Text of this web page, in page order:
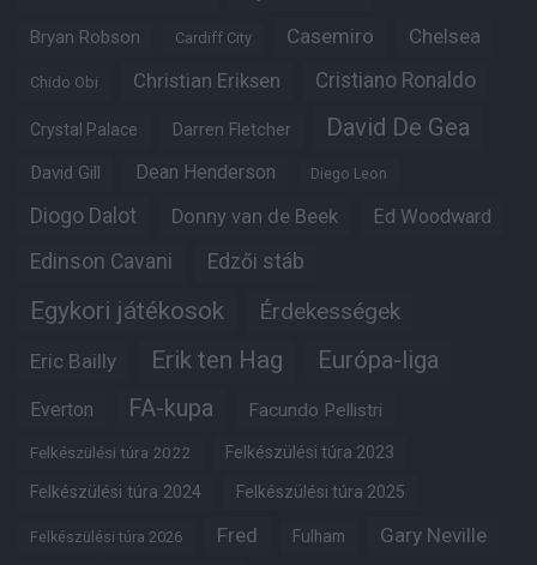
Bryan Robson Cardiff City Casemiro Chelsea
Chido Obi Christian Eriksen Cristiano Ronaldo
Crystal Palace Darren Fletcher David De Gea
David Gill Dean Henderson Diego Leon
Diogo Dalot Donny van de Beek Ed Woodward
Edinson Cavani Edzői stáb
Egykori játékosok Érdekességek
Eric Bailly Erik ten Hag Európa-liga
Everton FA-kupa Facundo Pellistri
Felkészülési túra 2022 Felkészülési túra 2023
Felkészülési túra 2024 Felkészülési túra 2025
Felkészülési túra 2026 Fred Fulham Gary Neville